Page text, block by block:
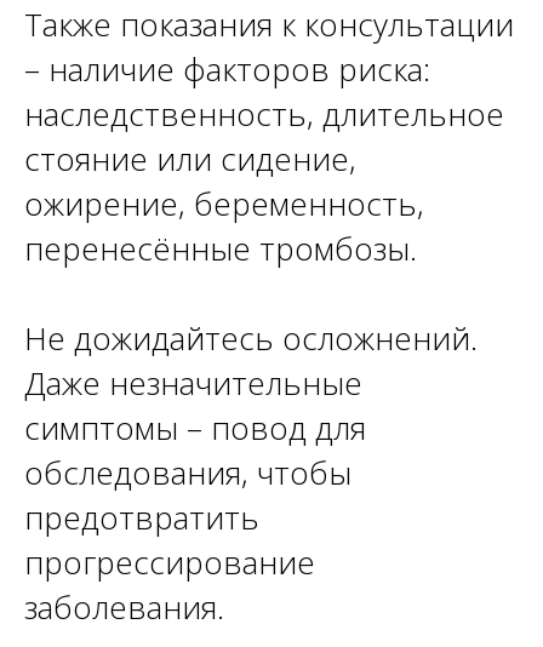
Также показания к консультации
– наличие факторов риска:
наследственность, длительное
стояние или сидение,
ожирение, беременность,
перенесённые тромбозы.
Не дожидайтесь осложнений.
Даже незначительные
симптомы – повод для
обследования, чтобы
предотвратить
прогрессирование
заболевания.